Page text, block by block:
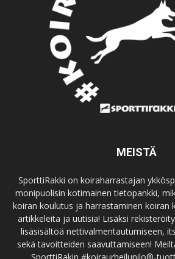
MEISTÄ
SporttiRakki on koiraharrastajan
monipuolisin kotimainen tietopankki,
koiran koulutus ja harrastaminen koiran
artikkeleita ja uutisia! Lisäksi
lisäsisältöä nettivalmentautumiseen,
sekä tavoitteiden saavuttamiseen!
SporttiRakin #koiraurheilunilo®-